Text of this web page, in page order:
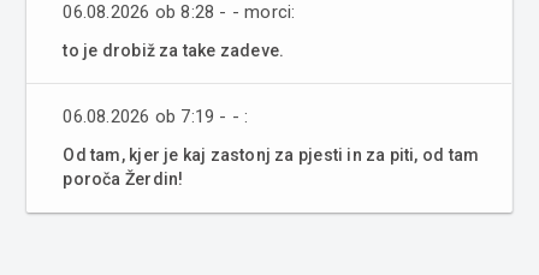
06.08.2026 ob 8:28 - - morci:
to je drobiž za take zadeve.
06.08.2026 ob 7:19 - - :
Od tam, kjer je kaj zastonj za pjesti in za piti, od tam
poroča Žerdin!